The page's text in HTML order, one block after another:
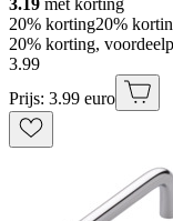
20% korting20%
20% korting,
3.99
Prijs: 3.99 euro